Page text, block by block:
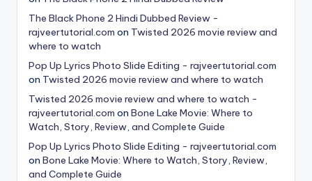
The Black Phone 2 Hindi Dubbed Review -
rajveertutorial.com on Twisted 2026 movie review and
where to watch
Pop Up Lyrics Photo Slide Editing - rajveertutorial.com
on Twisted 2026 movie review and where to watch
Twisted 2026 movie review and where to watch -
rajveertutorial.com on Bone Lake Movie: Where to
Watch, Story, Review, and Complete Guide
Pop Up Lyrics Photo Slide Editing - rajveertutorial.com
on Bone Lake Movie: Where to Watch, Story, Review,
and Complete Guide